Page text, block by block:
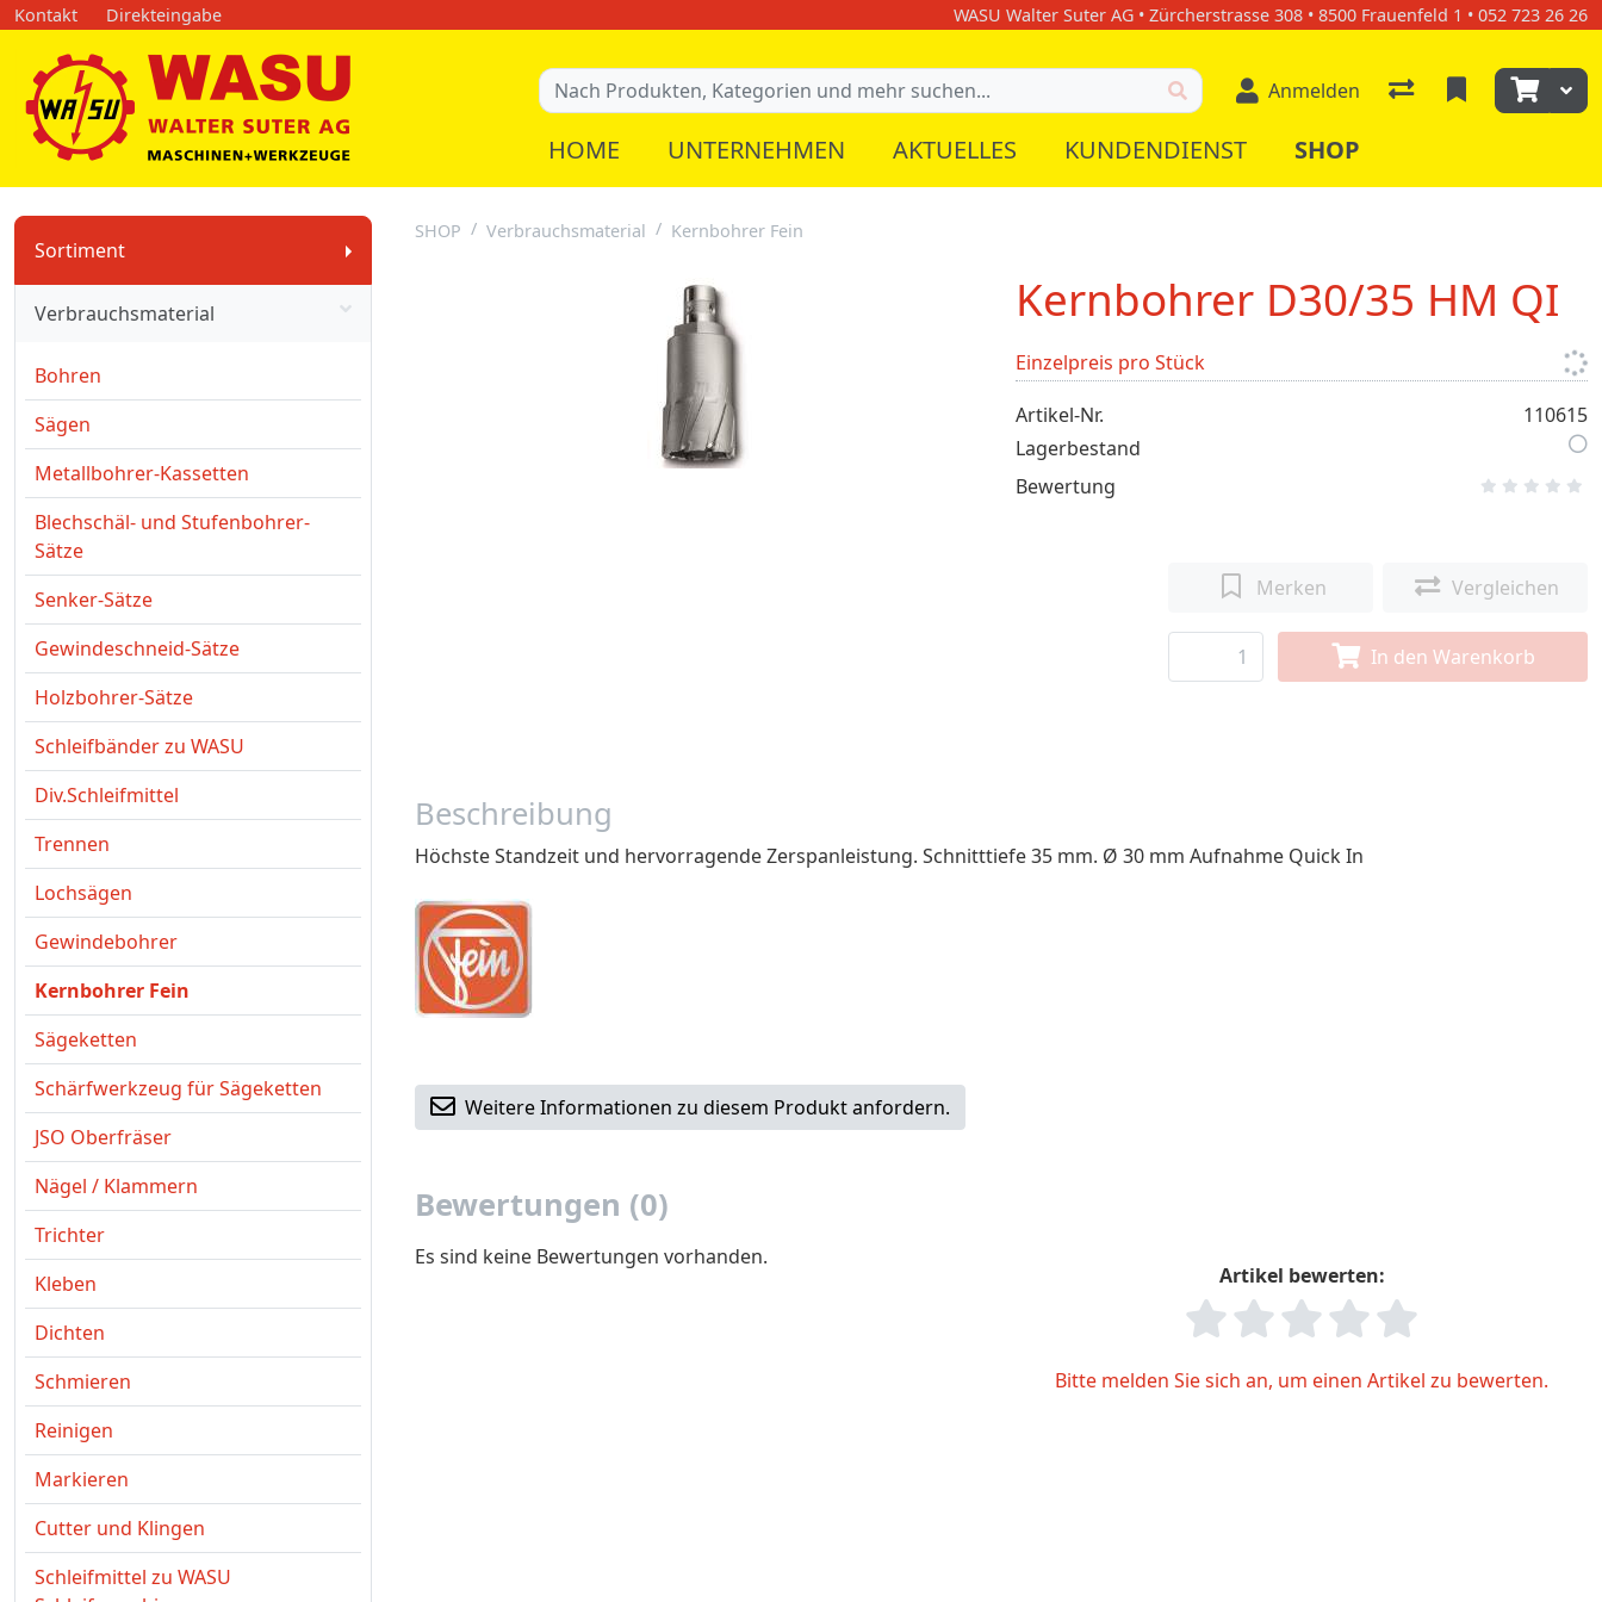
Kontakt Direkteingabe WASU Walter Suter AG • Zürcherstrasse 308 • 8500 Frauenfeld 1 • 052 723 26 26
Anmelden
HOME UNTERNEHMEN AKTUELLES KUNDENDIENST SHOP
Sortiment
Verbrauchsmaterial
Bohren
Sägen
Metallbohrer-Kassetten
Blechschäl- und Stufenbohrer-
Sätze
Senker-Sätze
Gewindeschneid-Sätze
Holzbohrer-Sätze
Schleifbänder zu WASU
Div.Schleifmittel
Trennen
Lochsägen
Gewindebohrer
Kernbohrer Fein
Sägeketten
Schärfwerkzeug für Sägeketten
JSO Oberfräser
Nägel / Klammern
Trichter
Kleben
Dichten
Schmieren
Reinigen
Markieren
Cutter und Klingen
Schleifmittel zu WASU
SHOP Verbrauchsmaterial Kernbohrer Fein
Kernbohrer D30/35 HM QI
Einzelpreis pro Stück
Artikel-Nr.
110615
Lagerbestand
Bewertung
Merken Vergleichen
In den Warenkorb
Beschreibung
Höchste Standzeit und hervorragende Zerspanleistung. Schnitttiefe 35 mm. Ø 30 mm Aufnahme Quick In
Weitere Informationen zu diesem Produkt anfordern.
Bewertungen (0)
Es sind keine Bewertungen vorhanden.
Artikel bewerten:
Bitte melden Sie sich an, um einen Artikel zu bewerten.